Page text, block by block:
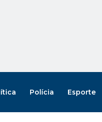
Polícia Esporte